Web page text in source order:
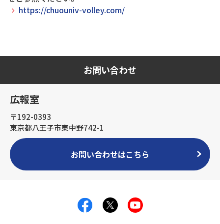
https://chuouniv-volley.com/
お問い合わせ
広報室
〒192-0393
東京都八王子市東中野742-1
お問い合わせはこちら